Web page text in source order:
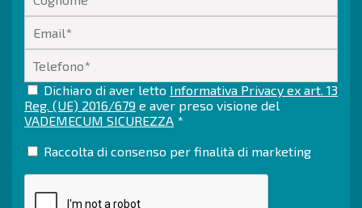
Dichiaro di aver letto Informativa Privacy ex art. 13
Reg. (UE) 2016/679 e aver preso visione del
VADEMECUM SICUREZZA *
Raccolta di consenso per finalità di marketing